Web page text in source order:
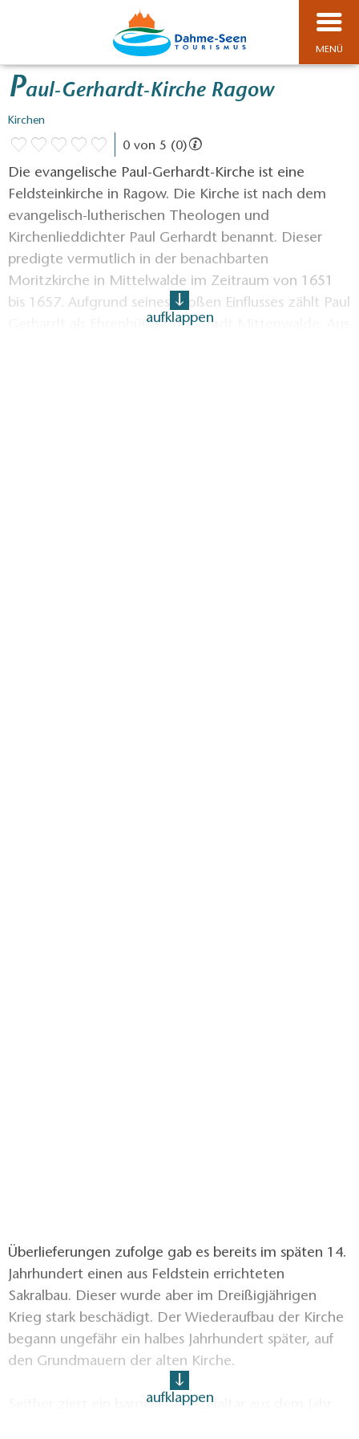
MENÜ
Paul-Gerhardt-Kirche Ragow
Kirchen
0 von 5 (0)
Die evangelische Paul-Gerhardt-Kirche ist eine
Feldsteinkirche in Ragow. Die Kirche ist nach dem
evangelisch-lutherischen Theologen und
Kirchenlieddichter Paul Gerhardt benannt. Dieser
predigte vermutlich in der benachbarten
Moritzkirche in Mittelwalde im Zeitraum von 1651
bis 1657. Aufgrund seines großen Einflusses zählt Paul
Gerhardt als Ehrenbürger der Stadt Mittenwalde. Aus
aufklappen
Überlieferungen zufolge gab es bereits im späten 14.
Jahrhundert einen aus Feldstein errichteten
Sakralbau. Dieser wurde aber im Dreißigjährigen
Krieg stark beschädigt. Der Wiederaufbau der Kirche
begann ungefähr ein halbes Jahrhundert später, auf
den Grundmauern der alten Kirche.
Seither ziert ein barocker Kanzelaltar aus dem Jahr
aufklappen